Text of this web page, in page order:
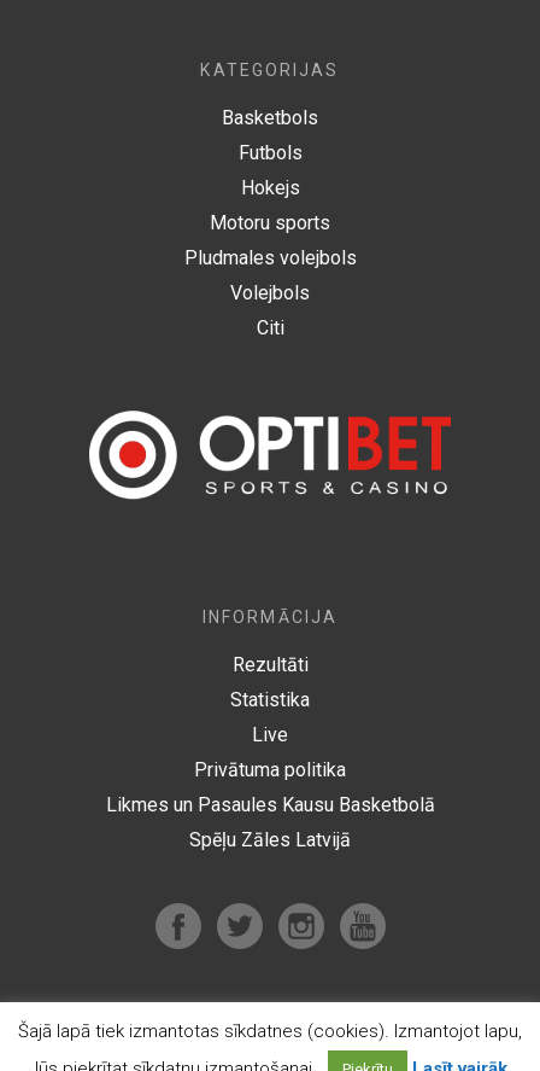
KATEGORIJAS
Basketbols
Futbols
Hokejs
Motoru sports
Pludmales volejbols
Volejbols
Citi
INFORMĀCIJA
Rezultāti
Statistika
Live
Privātuma politika
Likmes un Pasaules Kausu Basketbolā
Spēļu Zāles Latvijā
© 2012-2026 Optibet.lu Visas tiesības aizsargātas
Šajā lapā tiek izmantotas sīkdatnes (cookies). Izmantojot lapu,